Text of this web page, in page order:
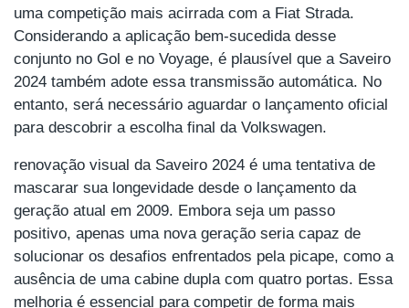
uma competição mais acirrada com a Fiat Strada.
Considerando a aplicação bem-sucedida desse
conjunto no Gol e no Voyage, é plausível que a Saveiro
2024 também adote essa transmissão automática. No
entanto, será necessário aguardar o lançamento oficial
para descobrir a escolha final da Volkswagen.
renovação visual da Saveiro 2024 é uma tentativa de
mascarar sua longevidade desde o lançamento da
geração atual em 2009. Embora seja um passo
positivo, apenas uma nova geração seria capaz de
solucionar os desafios enfrentados pela picape, como a
ausência de uma cabine dupla com quatro portas. Essa
melhoria é essencial para competir de forma mais